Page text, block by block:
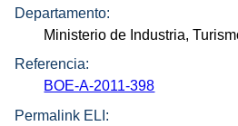
Departamento:
Ministerio de Industria,
Referencia:
BOE-A-2011-398
Permalink ELI: